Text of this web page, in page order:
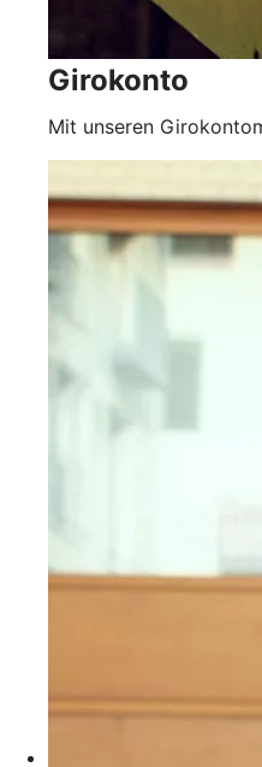
Girokonto
Mit unseren